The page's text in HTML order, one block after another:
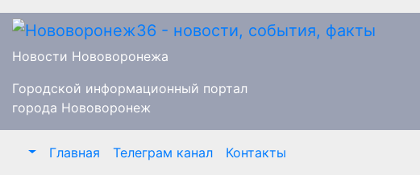
Перейти
содержимому
Новости Нововоронежа
Городской информационный портал
города Нововоронеж
Главная Телеграм канал
Контакты